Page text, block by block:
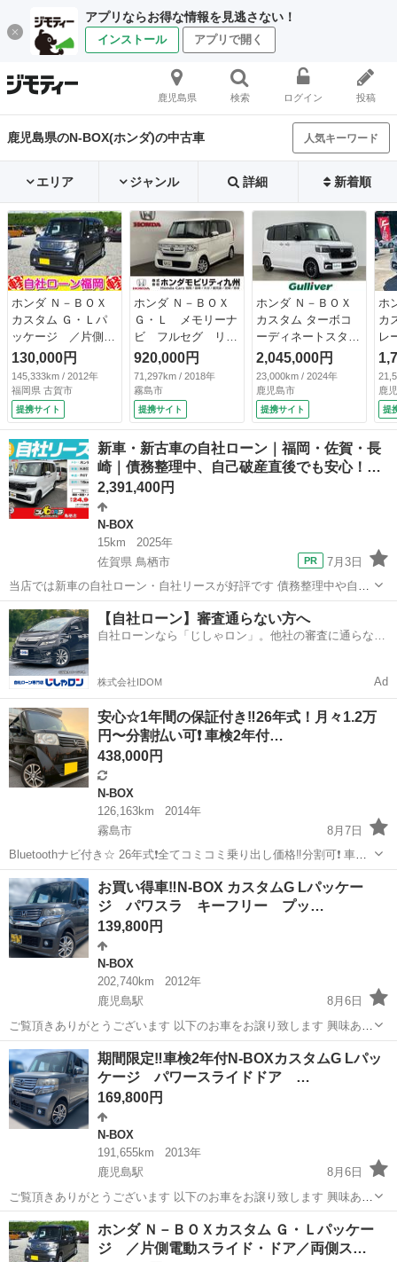
アプリならお得な情報を見逃さない！
インストール アプリで開く
鹿児島県 検索 ログイン 投稿
鹿児島県のN-BOX(ホンダ)の中古車 人気キーワード
エリア ジャンル 詳細 新着順
ホンダ Ｎ－ＢＯＸ
カスタム Ｇ・Ｌパ
ッケージ ／片側電
動スライド・ドア／
両側スライド・ドア
／スマートキー／プ
ッシュスタート／ア
イドリングストップ
／横滑り防止装置／
アルミホイール／Ｈ
ＩＤライト／盗難防
止 （検9.1）
130,000円
145,333km / 2012年
福岡県 古賀市
提携サイト
ホンダ Ｎ－ＢＯＸ
Ｇ・Ｌ メモリーナ
ビ フルセグ リア
カメラ ＥＴＣ ド
ラレコ 地デジ Ｅ
ＣＯＮ ＬＥＤヘッ
ド スマートキープ
ッシュスタート 横
滑防止装置 ナビＴ
Ｖ オートエアコ
ン ＵＳＢポート
エアバック ドライ
920,000円
71,297km / 2018年
霧島市
提携サイト
ホンダ Ｎ－ＢＯＸ
カスタム ターボコ
ーディネートスタイ
ル 純正ナビ Ｂｌ
ｕｅｔｏｏｔｈ フ
ルセグＴＶ ワンオ
ーナー 両側パワー
スライドドア ホン
ダセンシング ＥＴ
Ｃ シートヒータ
ー パドルシフト
2,045,000円
23,000km / 2024年
鹿児島市
提携サイト
ホ
カ
レ
コ
バ
電
９
ク
ー
コ
ン
鹿
提
新車・新古車の自社ローン｜福岡・佐賀・長
崎｜債務整理中、自己破産直後でも安心！…
2,391,400円
N-BOX
15km
2025年
佐賀県 鳥栖市
7月3日
当店では新車の自社ローン・自社リースが好評です 債務整理中や自己
破産直後の方が審査通過しております。 独自の柔軟な審査により、諦
めていた新車の購入が可能です。 現在未払い中の方も先ずはご相談く
ださい。 ...
佐賀 鳥栖市 N-BOX 車両
【自社ローン】審査通らない方へ
自社ローンなら「じしゃロン」。他社の審査に通らなか
株式会社IDOM Ad
安心☆1年間の保証付き‼️26年式！月々1.2万
円〜分割払い可❗️ 車検2年付…
438,000円
N-BOX
126,163km
2014年
霧島市
8月7日
Bluetoothナビ付き☆ 26年式❗️全てコミコミ乗り出し価格‼️分割可❗️ 車検2
年付き！【名義変更代込み】大人気☆ホンダ N-BOX G・Lパッケージ
☆ステアリングスイッチ付き☆Bluetoothナビ付き☆走行中DV...
鹿児島 霧島市 N-BOX
お買い得車‼️N-BOX カスタムG Lパッケー
ジ パワスラ キーフリー プッ…
139,800円
N-BOX
202,740km
2012年
鹿児島駅
8月6日
ご覧頂きありがとうございます 以下のお車をお譲り致します 興味あり
ましたらお問い合わせください 初めに 定型文のみ 値引きや分割には
対応しません 現車確認 購入まで時間のかかる方も 後回しと致します
最後までしっ...
鹿児島 鹿児島市 鹿児島駅 N-BOX
期間限定‼️車検2年付N-BOXカスタムG Lパッ
ケージ パワースライドドア …
169,800円
N-BOX
191,655km
2013年
鹿児島駅
8月6日
ご覧頂きありがとうございます 以下のお車をお譲り致します 興味あり
ましたらお問い合わせください 初めに 定型文のみ 値引きや分割には
対応しません 現車確認 購入まで時間のかかる方も 後回しと致します
最後までしっ...
鹿児島 鹿児島市 鹿児島駅
ホンダ Ｎ－ＢＯＸカスタム Ｇ・Ｌパッケー
ジ ／片側電動スライド・ドア／両側ス…